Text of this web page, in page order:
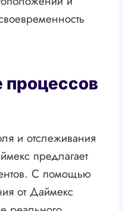
и отслеживания
предлагает
С помощью
от Даймекс